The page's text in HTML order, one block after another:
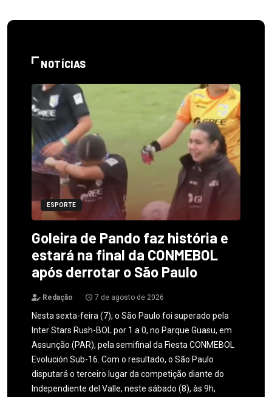
NOTÍCIAS
ESPORTE
Goleira de Pando faz história e
estará na final da CONMEBOL
após derrotar o São Paulo
Redação 7 de agosto de 2026
Nesta sexta-feira (7), o São Paulo foi superado pela
Inter Stars Rush-BOL por 1 a 0, no Parque Guasu, em
Assunção (PAR), pela semifinal da Fiesta CONMEBOL
Evolución Sub-16. Com o resultado, o São Paulo
disputará o terceiro lugar da competição diante do
Independiente del Valle, neste sábado (8), às 9h,